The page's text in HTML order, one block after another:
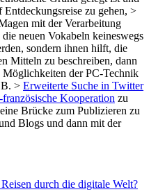
zu gehen, >
mit der Verarbeitung
neuen Vokabeln keineswegs
sondern ihnen hilft, die
Mitteln zu beschreiben, dann
Möglichkeiten der PC-Technik
B. > Erweiterte Suche in Twitter
Kooperation zu
Brücke zum Publizieren zu
Blogs und dann mit der
durch die digitale Welt?